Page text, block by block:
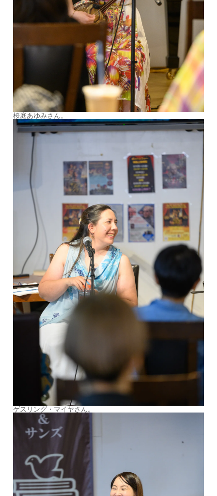
桜庭あゆみさん。
ゲスリング・マイヤさん。